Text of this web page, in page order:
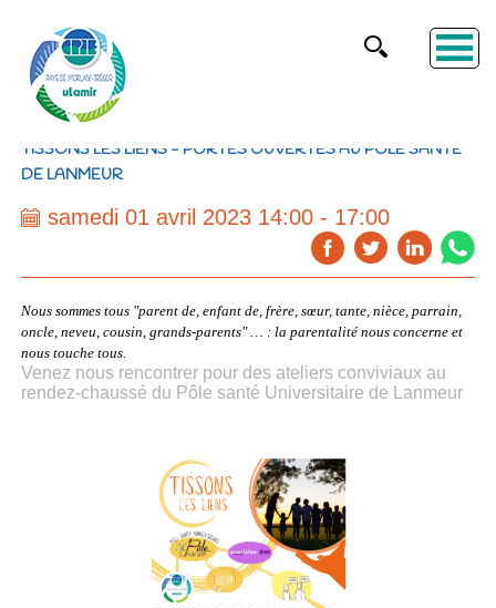
TISSONS LES LIENS - PORTES OUVERTES AU POLE SANTÉ
DE LANMEUR
samedi 01 avril 2023 14:00 - 17:00
Nous sommes tous "parent de, enfant de, frère, sœur, tante, nièce, parrain,
oncle, neveu, cousin, grands-parents" … : la parentalité nous concerne et
nous touche tous.
Venez nous rencontrer pour des ateliers conviviaux au
rendez-chaussé du Pôle santé Universitaire de Lanmeur